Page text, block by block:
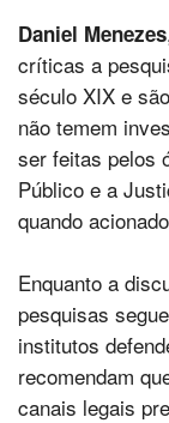
Daniel Menezes
críticas a
século XIX e
não temem
ser feitas pelos
Público e a
quando
Enquanto a
pesquisas
institutos
recomendam
canais legais